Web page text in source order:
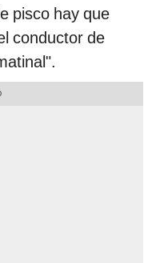
pisco hay que
conductor de